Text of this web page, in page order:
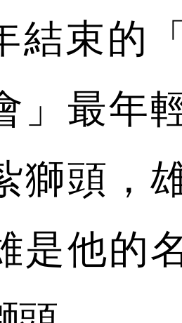
結束的
」最年
獅頭，
是他的